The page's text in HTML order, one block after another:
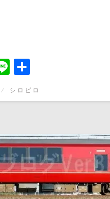
Line
有
シロピロ